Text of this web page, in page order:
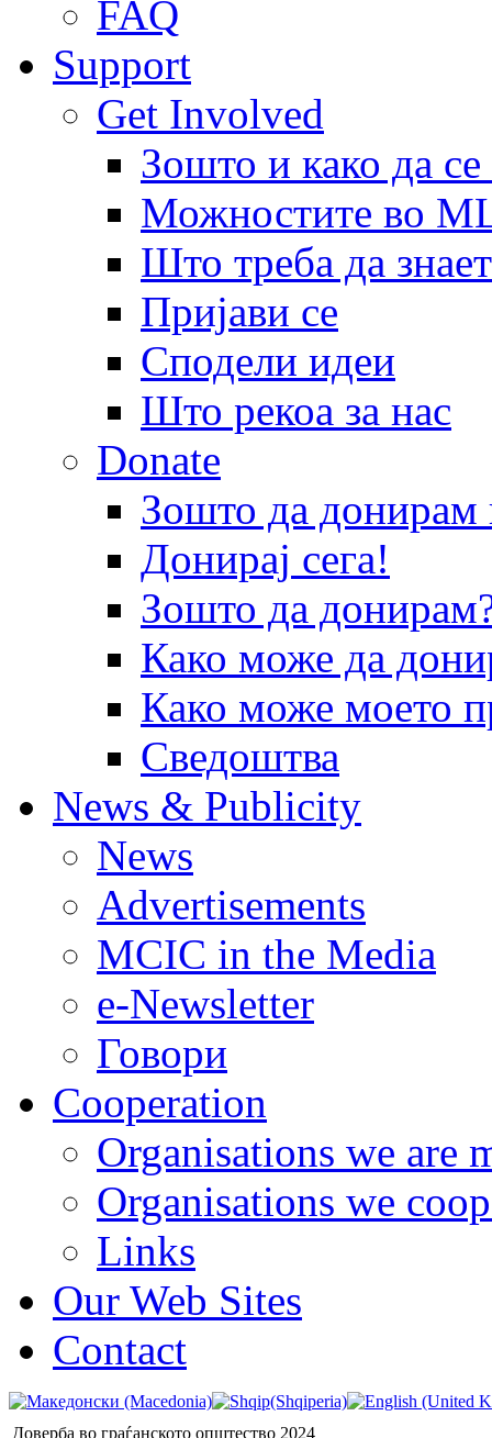
FAQ
Support
Get Involved
Зошто и како да
Можностите во
Што треба да
Пријави се
Сподели идеи
Што рекоа за нас
Donate
Зошто да
Донирај сега!
Зошто да
Како може да
Како може моето
Сведоштва
News & Publicity
News
Advertisements
MCIC in the Media
e-Newsletter
Говори
Cooperation
Organisations we are
Organisations we
Links
Our Web Sites
Contact
Доверба во граѓанското општество 2024